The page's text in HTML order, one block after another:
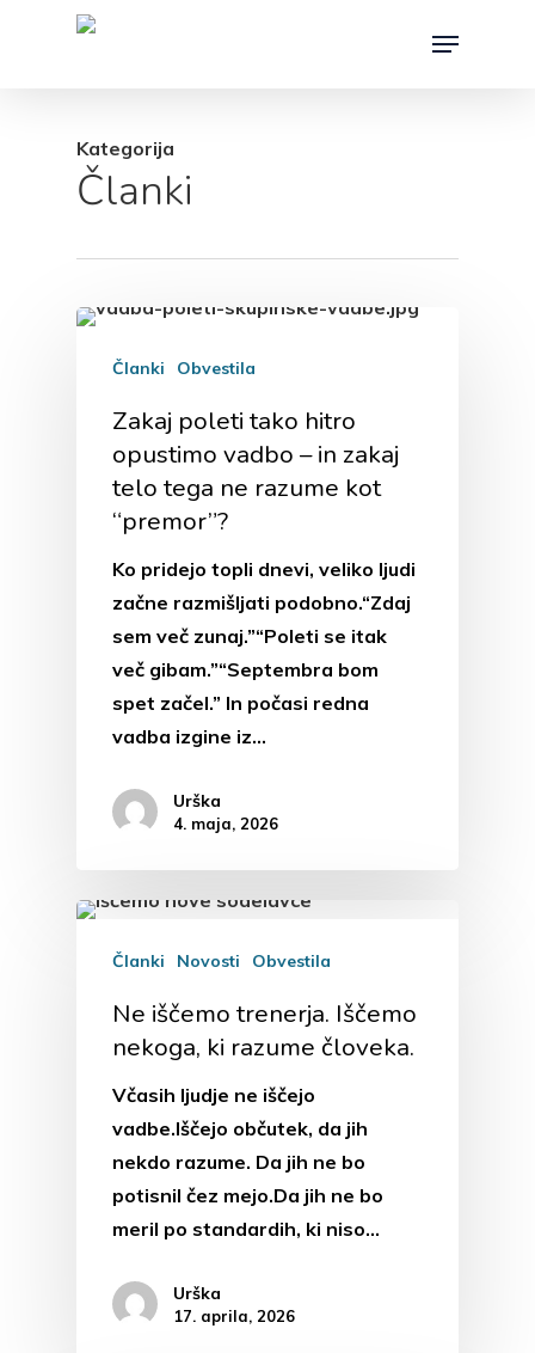
Menu
Kategorija
Članki
Članki Obvestila
Zakaj poleti tako hitro
opustimo vadbo – in zakaj
telo tega ne razume kot
“premor”?
Ko pridejo topli dnevi, veliko ljudi
začne razmišljati podobno.“Zdaj
sem več zunaj.”“Poleti se itak
več gibam.”“Septembra bom
spet začel.” In počasi redna
vadba izgine iz…
Urška
4. maja, 2026
Članki Novosti Obvestila
Ne iščemo trenerja. Iščemo
nekoga, ki razume človeka.
Včasih ljudje ne iščejo
vadbe.Iščejo občutek, da jih
nekdo razume. Da jih ne bo
potisnil čez mejo.Da jih ne bo
meril po standardih, ki niso…
Urška
17. aprila, 2026